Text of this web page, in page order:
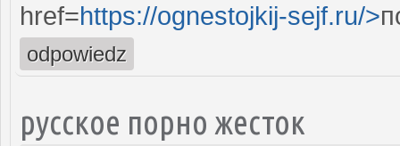
href=https://ognestojkij-sejf.ru/>
odpowiedz
русское порно жесток